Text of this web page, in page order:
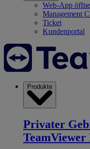
Web-App
Management
Ticket
Kundenportal
Produkte
Privater
TeamViewer